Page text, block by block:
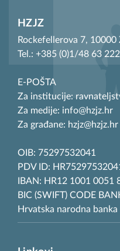
HZJZ
Rockefellerova 7, 10000
Tel.: +385 (0)1/48 63 222
E-POŠTA
Za institucije:
Za medije: info@hzjz.hr
Za građane: hzjz@hzjz.hr
OIB: 75297532041
PDV ID:
IBAN: HR12 1001 0051
BIC (SWIFT) CODE
Hrvatska narodna banka